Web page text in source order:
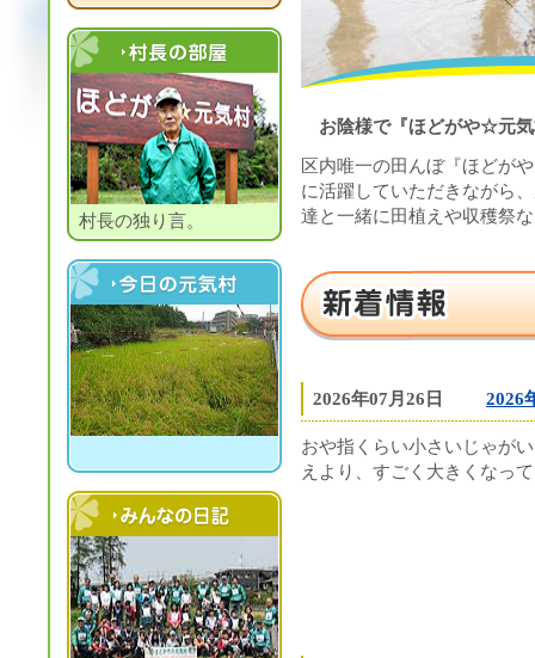
村長の部屋
村長の独り言。
今日の元気村
村民の日記
お陰様で『ほどがや☆元気
区内唯一の田んぼ『ほどが
に活躍していただきながら
達と一緒に田植えや収穫祭
2026年07月26日 2026
おや指くらい小さいじゃが
えより、すごく大きくなっ